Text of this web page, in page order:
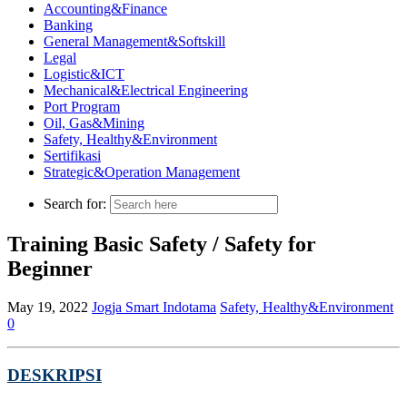
Accounting&Finance
Banking
General Management&Softskill
Legal
Logistic&ICT
Mechanical&Electrical Engineering
Port Program
Oil, Gas&Mining
Safety, Healthy&Environment
Sertifikasi
Strategic&Operation Management
Search for:
Training Basic Safety / Safety for
Beginner
May 19, 2022 Jogja Smart Indotama Safety, Healthy&Environment
0
DESKRIPSI